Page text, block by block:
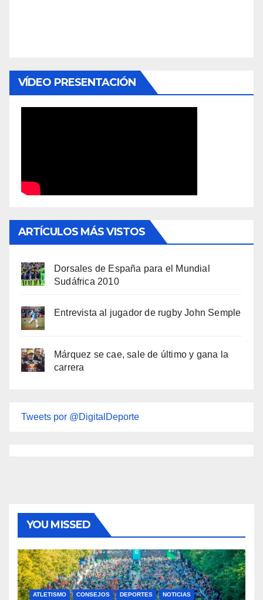
VÍDEO PRESENTACIÓN
ARTÍCULOS MÁS VISTOS
Dorsales de España para el Mundial
Sudáfrica 2010
Entrevista al jugador de rugby John Semple
Márquez se cae, sale de último y gana la
carrera
Tweets por @DigitalDeporte
YOU MISSED
ATLETISMO CONSEJOS DEPORTES NOTICIAS